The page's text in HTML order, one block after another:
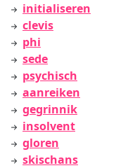
initialiseren
clevis
phi
sede
psychisch
aanreiken
gegrinnik
insolvent
gloren
skischans